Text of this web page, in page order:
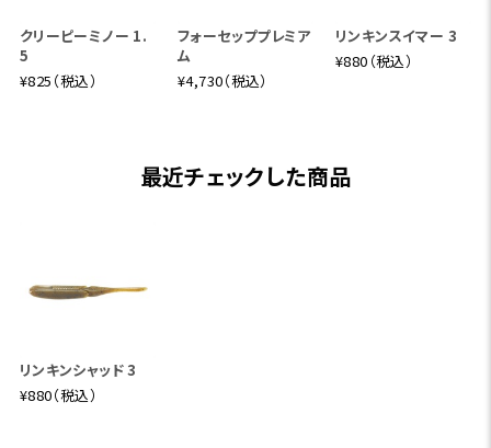
クリーピーミノー 1.
5
¥825（税込）
フォーセッププレミア
ム
¥4,730（税込）
リンキンスイマー 3
¥880（税込）
最近チェックした商品
リンキンシャッド 3
¥880（税込）